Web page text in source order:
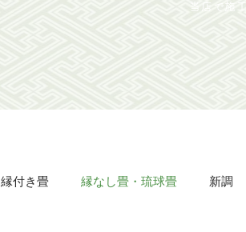
当店で施
縁付き畳 縁なし畳・琉球畳 新調